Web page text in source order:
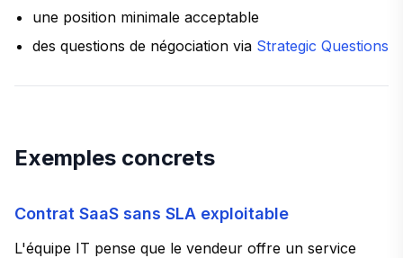
une position minimale acceptable
des questions de négociation via Strategic Questions
Exemples concrets
Contrat SaaS sans SLA exploitable
L'équipe IT pense que le vendeur offre un service